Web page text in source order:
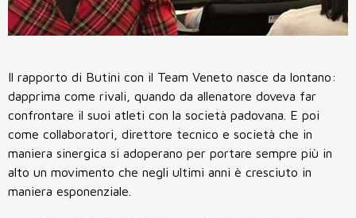
Il rapporto di Butini con il Team Veneto nasce da lontano:
dapprima come rivali, quando da allenatore doveva far
confrontare il suoi atleti con la società padovana. E poi
come collaboratori, direttore tecnico e società che in
maniera sinergica si adoperano per portare sempre più in
alto un movimento che negli ultimi anni è cresciuto in
maniera esponenziale.